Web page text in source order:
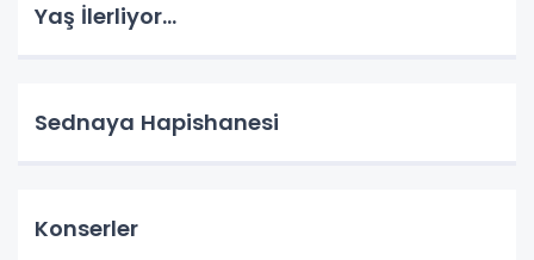
Yaş İlerliyor…
Sednaya Hapishanesi
Konserler